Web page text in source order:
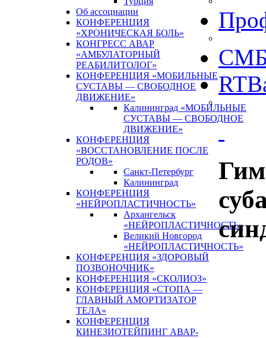
Об ассоциации
КОНФЕРЕНЦИЯ
«ХРОНИЧЕСКАЯ БОЛЬ»
КОНГРЕСС АВАР
«АМБУЛАТОРНЫЙ
РЕАБИЛИТОЛОГ»
КОНФЕРЕНЦИЯ «МОБИЛЬНЫЕ
СУСТАВЫ — СВОБОДНОЕ
ДВИЖЕНИЕ»
Калининград «МОБИЛЬНЫЕ
СУСТАВЫ — СВОБОДНОЕ
ДВИЖЕНИЕ»
КОНФЕРЕНЦИЯ
«ВОССТАНОВЛЕНИЕ ПОСЛЕ
РОДОВ»
Санкт-Петербург
Калининград
КОНФЕРЕНЦИЯ
«НЕЙРОПЛАСТИЧНОСТЬ»
Архангельск
«НЕЙРОПЛАСТИЧНОСТЬ»
Великий Новгород
«НЕЙРОПЛАСТИЧНОСТЬ»
КОНФЕРЕНЦИЯ «ЗДОРОВЫЙ
ПОЗВОНОЧНИК»
КОНФЕРЕНЦИЯ «СКОЛИОЗ»
КОНФЕРЕНЦИЯ «СТОПА —
ГЛАВНЫЙ АМОРТИЗАТОР
ТЕЛА»
КОНФЕРЕНЦИЯ
КИНЕЗИОТЕЙПИНГ АВАР-